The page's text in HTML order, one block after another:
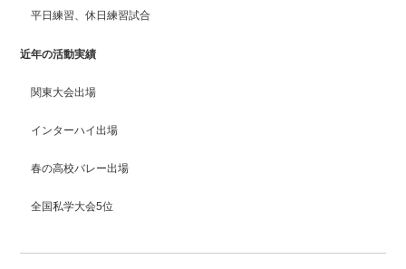
平日練習、休日練習試合
近年の活動実績
関東大会出場
インターハイ出場
春の高校バレー出場
全国私学大会5位